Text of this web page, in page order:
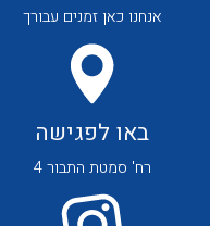
לכל מוצרי היצרן
אנחנו כאן זמנים עבורך
באו לפגישה
רח' סמטת התבור 4